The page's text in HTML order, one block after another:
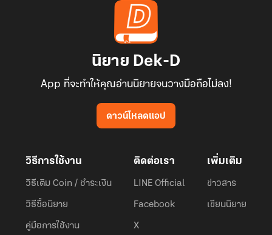
นิยาย Dek-D
App ที่จะทำให้คุณอ่านนิยายจนวางมือถือไม่ลง!
ดาวน์โหลดแอป
วิธีการใช้งาน
วิธีเติม Coin / ชำระเงิน
วิธีซื้อนิยาย
คู่มือการใช้งาน
ติดต่อเรา
LINE Official
Facebook
X
เพิ่มเติม
ข่าวสาร
เขียนนิยาย